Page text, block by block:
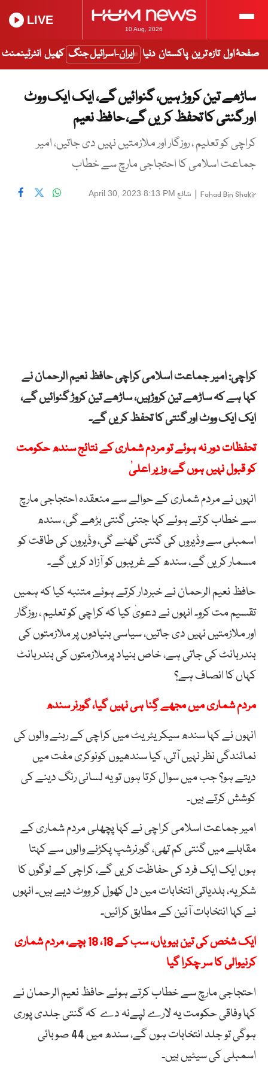
10 Aug, 2026
LIVE
صفحۂ اول تازہ ترین پاکستان دنیا ایران-اسرائیل جنگ کھیل انٹرٹینمنٹ
ساڑھے تین کروڑ ہیں، گنوائیں گے، ایک ایک ووٹ
اور گنتی کا تحفظ کریں گے، حافظ نعیم
کراچی کو تعلیم ، روزگار اور ملازمتیں نہیں دی جاتیں، امیر
جماعت اسلامی کا احتجاجی مارچ سے خطاب
Fahad Bin Shakir
| شائع April 30, 2023 8:13 PM
کراچی: امیر جماعت اسلامی کراچی حافظ نعیم الرحمان نے
کہا ہے کہ ساڑھے تین کروڑہیں، ساڑھے تین کروڑ گنوائیں گے،
ایک ایک ووٹ اور گنتی کا تحفظ کریں گے۔
تحفظات دور نہ ہوئے تو مردم شماری کے نتائج سندھ حکومت
کو قبول نہیں ہوں گے، وزیر اعلیٰ
انہوں نے مردم شماری کے حوالے سے منعقدہ احتجاجی مارچ
سے خطاب کرتے ہوئے کہا جتنی گنتی بڑھے گی، سندھ
اسمبلی سے وڈیروں کی گنتی گھٹے گی، وڈیروں کی طاقت کو
مسمار کریں گے، سندھ کے غریبوں کو آزاد کریں گے۔
حافظ نعیم الرحمان نے خبردار کرتے ہوئے متنبہ کیا کہ ہمیں
تقسیم مت کرو۔ انہوں نے دعویٰ کیا کہ کراچی کو تعلیم ، روزگار
اور ملازمتیں نہیں دی جاتیں، سیاسی بنیادوں پر ملازمتوں کی
بندربانٹ کی جاتی ہے، خاص بنیاد پرملازمتوں کی بندربانٹ
کہاں کا انصاف ہے؟
مردم شماری میں مجھے گِنا ہی نہیں گیا، گورنر سندھ
انہوں نے کہا سندھ سیکریٹریٹ میں کراچی کے رہنے والوں کی
نمائندگی نظر نہیں آتی، کیا سندھیوں کونوکری مفت میں
دیتے ہو؟ جب میں سوال کرتا ہوں تو یہ لسانی رنگ دینے کی
کوشش کرتے ہیں۔
امیر جماعت اسلامی کراچی نے کہا پچھلی مردم شماری کے
مقابلے میں گنتی کم تھی، گورنرشپ پکڑنے والوں سے کہتا
ہوں ایک ایک فرد کی حفاظت کریں گے، کراچی کے لوگوں کا
شکریہ، بلدیاتی انتخابات میں دل کھول کر ووٹ دیے ہیں۔ انہوں
نے کہا انتخابات آئین کے مطابق کرائیں۔
ایک شخص کی تین بیویاں، سب کے 18، 18 بچے، مردم شماری
کرنیوالی کا سر چکرا گیا
احتجاجی مارچ سے خطاب کرتے ہوئے حافظ نعیم الرحمان نے
کہا وفاقی حکومت یہ لارے لپےنہ دے کہ گنتی جلدی پوری
ہوگی تو جلد انتخابات ہوں گے، سندھ میں 44 صوبائی
اسمبلی کی سیٹیں ہیں۔